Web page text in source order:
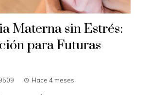
Materna sin Estrés:
para Futuras
Hace 4 meses